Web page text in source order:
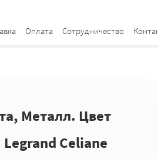
Оплата Сотрудничество
Металл. Цвет
Celiane